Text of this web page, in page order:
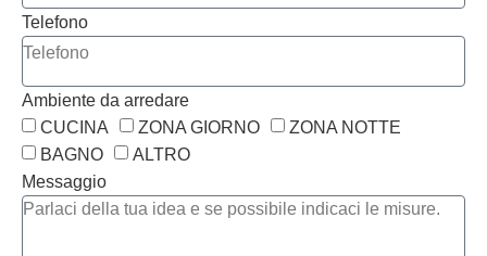
Telefono
Ambiente da arredare
CUCINA
ZONA GIORNO
ZONA NOTTE
BAGNO
ALTRO
Messaggio